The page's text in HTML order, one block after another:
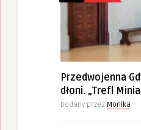
Przedwojenna
dłoni. „Trefl
Dodany przez Monika